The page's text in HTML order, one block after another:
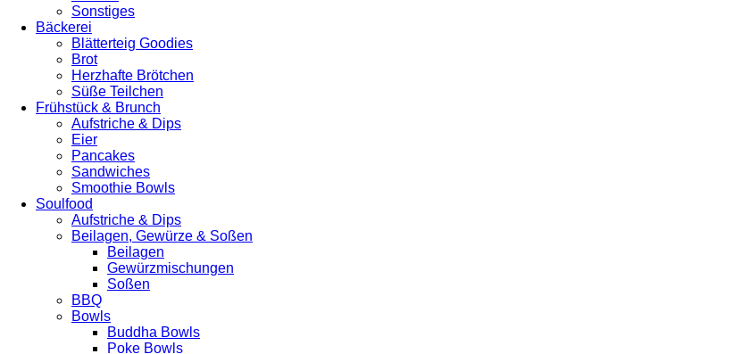
Sonstiges
Bäckerei
Blätterteig Goodies
Brot
Herzhafte Brötchen
Süße Teilchen
Frühstück & Brunch
Aufstriche & Dips
Eier
Pancakes
Sandwiches
Smoothie Bowls
Soulfood
Aufstriche & Dips
Beilagen, Gewürze & Soßen
Beilagen
Gewürzmischungen
Soßen
BBQ
Bowls
Buddha Bowls
Poke Bowls